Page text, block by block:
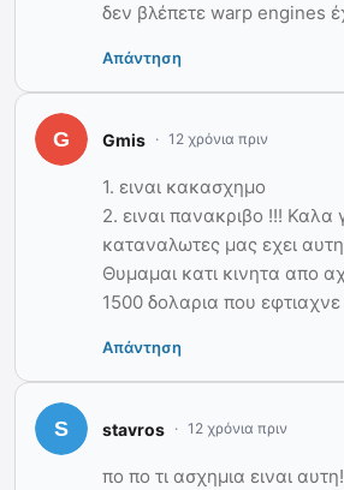
δεν βλέπετε warp engines
Απάντηση
Gmis 12 χρόνια πριν
1. ειναι κακασχημο
2. ειναι πανακριβο !!! Καλα
καταναλωτες μας εχει
Θυμαμαι κατι κινητα απο
1500 δολαρια που εφτιαχνε
Απάντηση
stavros 12 χρόνια πριν
πο πο τι ασχημια ειναι αυτη!